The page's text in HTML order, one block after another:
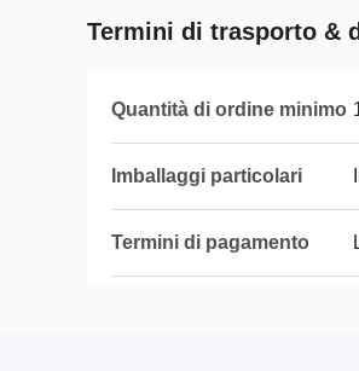
Termini di trasporto &
Quantità di ordine minimo
Imballaggi particolari
Termini di pagamento